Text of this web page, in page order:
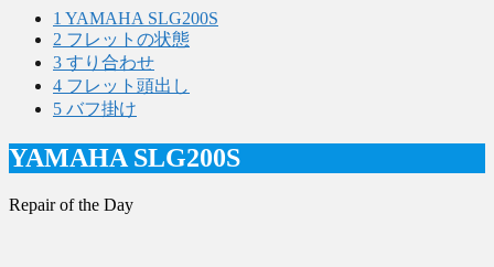
1 YAMAHA SLG200S
2 フレットの状態
3 すり合わせ
4 フレット頭出し
5 バフ掛け
YAMAHA SLG200S
Repair of the Day